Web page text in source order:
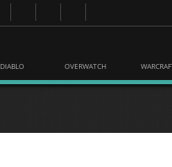
DIABLO OVERWATCH